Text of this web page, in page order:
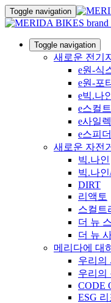
Toggle navigation
Toggle navigation
새로운 전기
e원-식
e원-포티
e빅.나
e스컬
e사일
e스피더
새로운 자전
빅.나인
빅.나
DIRT
리액토
스컬트
더 뉴
더 뉴
메리다에 대
우리의
우리의
CODE
ESG